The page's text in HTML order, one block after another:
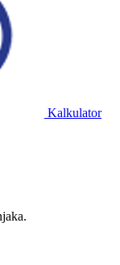
Kalkulator